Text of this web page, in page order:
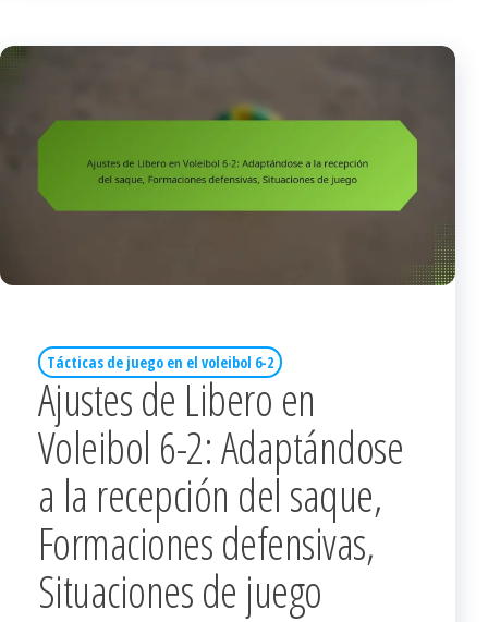
Tácticas de juego en el voleibol 6-2
Ajustes de Libero en
Voleibol 6-2: Adaptándose
a la recepción del saque,
Formaciones defensivas,
Situaciones de juego